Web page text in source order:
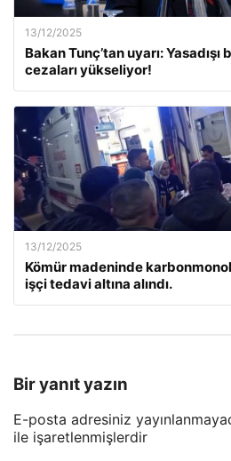
13/12/2025
Bakan Tunç’tan uyarı:
cezaları yükseliyor!
13/12/2025
Kömür madeninde
işçi tedavi altına alındı.
Bir yanıt yazın
E-posta adresiniz
ile işaretlenmişlerdir